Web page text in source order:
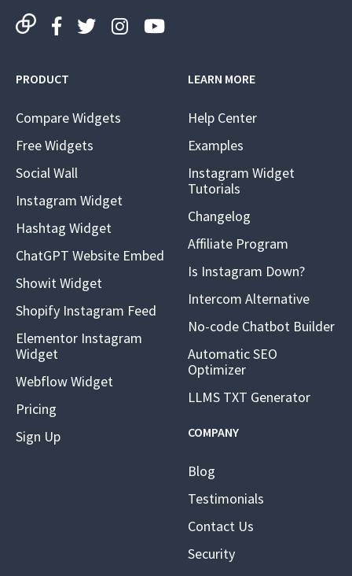
PRODUCT
Compare Widgets
Free Widgets
Social Wall
Instagram Widget
Hashtag Widget
ChatGPT Website Embed
Showit Widget
Shopify Instagram Feed
Elementor Instagram
Widget
Webflow Widget
Pricing
Sign Up
LEARN MORE
Help Center
Examples
Instagram Widget
Tutorials
Changelog
Affiliate Program
Is Instagram Down?
Intercom Alternative
No-code Chatbot Builder
Automatic SEO
Optimizer
LLMS TXT Generator
COMPANY
Blog
Testimonials
Contact Us
Security